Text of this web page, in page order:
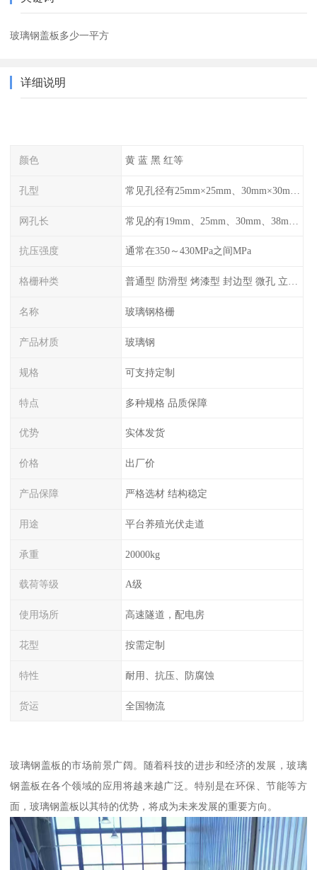
玻璃钢盖板多少一平方
详细说明
颜色 黄 蓝 黑 红等
孔型
网孔长
抗压强度 通常在350～430MPa之间MPa
格栅种类 普通型 防滑型 ‌烤漆型 封边型 ‌微孔 立体 加砂覆面型 平面型
名称 玻璃钢格栅
产品材质 玻璃钢
规格 可支持定制
特点 多种规格 品质保障
优势 实体发货
价格 出厂价
产品保障 严格选材 结构稳定
用途 平台养殖光伏走道
承重 20000kg
载荷等级 A级
使用场所 高速隧道，配电房
花型 按需定制
特性 耐用、抗压、防腐蚀
货运 全国物流
玻璃钢盖板的市场前景广阔。随着科技的进步和经济的发展，玻璃
钢盖板在各个领域的应用将越来越广泛。特别是在环保、节能等方
面，玻璃钢盖板以其特的优势，将成为未来发展的重要方向。